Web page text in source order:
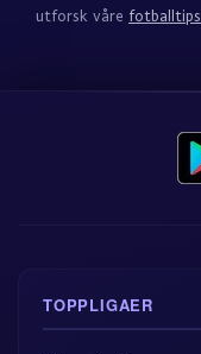
utforsk våre fotballtips
TOPPLIGAER